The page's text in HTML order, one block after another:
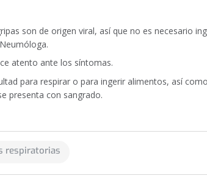
son de origen viral, así que no es necesario
atento ante los síntomas.
para respirar o para ingerir alimentos, así
presenta con sangrado.
respiratorias